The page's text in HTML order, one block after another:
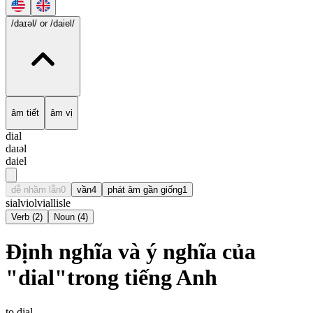
/daɪəl/ or /daiel/
âm tiết âm vị
dial
daɪəl
daiel
dễ nhầm lẫn0 vần4 phát âm gần giống1
sialviolviallisle
Verb (2) Noun (4)
Định nghĩa và ý nghĩa của
"dial"trong tiếng Anh